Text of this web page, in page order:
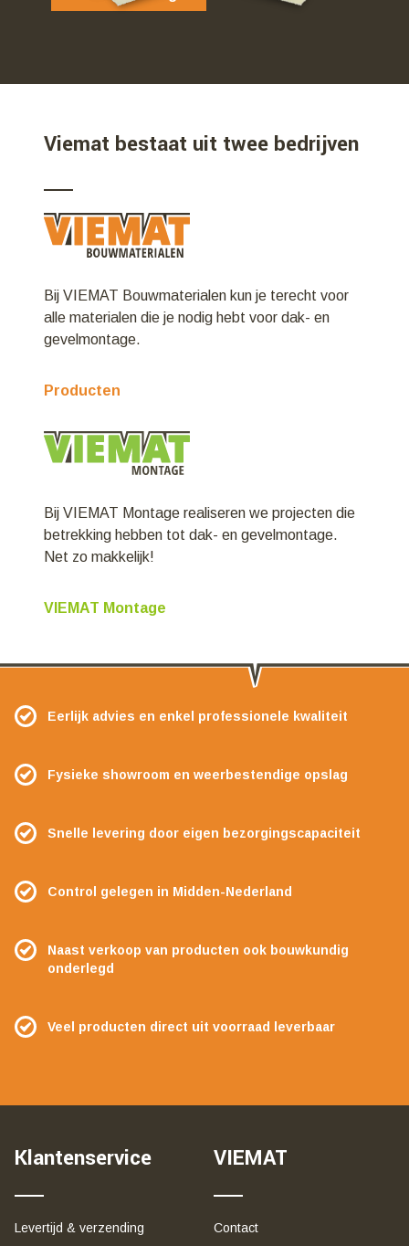
Viemat bestaat uit twee bedrijven
Bij VIEMAT Bouwmaterialen kun je terecht voor
alle materialen die je nodig hebt voor dak- en
gevelmontage.
Producten
Bij VIEMAT Montage realiseren we projecten die
betrekking hebben tot dak- en gevelmontage.
Net zo makkelijk!
VIEMAT Montage
Eerlijk advies en enkel professionele kwaliteit
Fysieke showroom en weerbestendige opslag
Snelle levering door eigen bezorgingscapaciteit
Control gelegen in Midden-Nederland
Naast verkoop van producten ook bouwkundig
onderlegd
Veel producten direct uit voorraad leverbaar
Klantenservice
Levertijd & verzending
VIEMAT
Contact